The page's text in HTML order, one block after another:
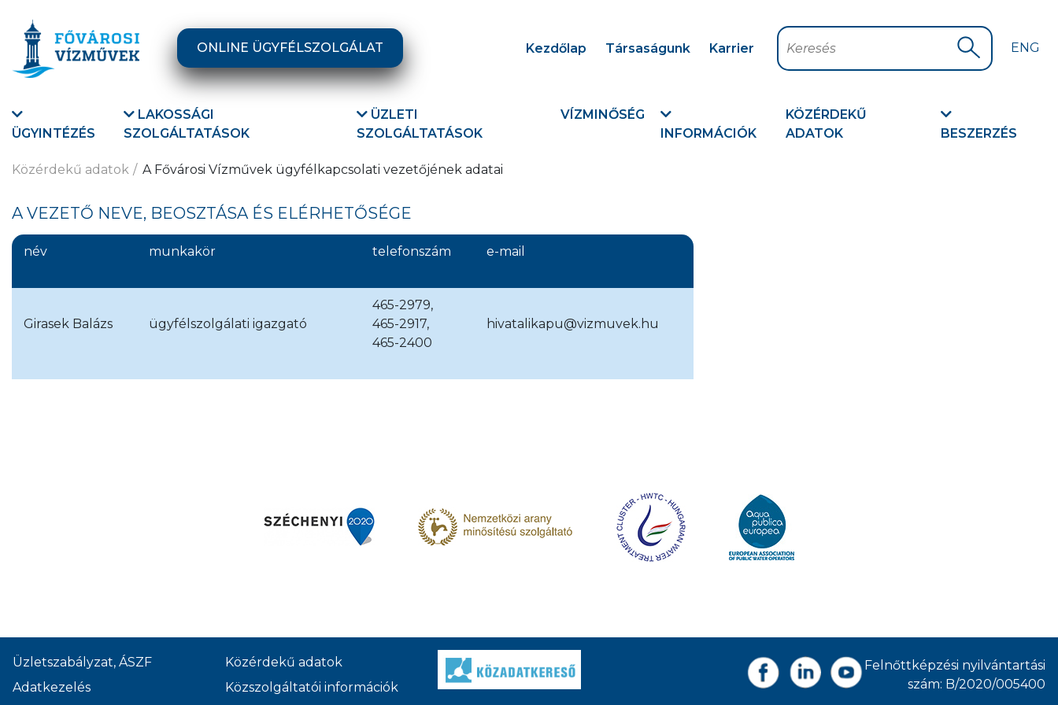
ONLINE ÜGYFÉLSZOLGÁLAT Kezdőlap Társaságunk Karrier Keresés Keresés
ENG
ÜGYINTÉZÉS
LAKOSSÁGI
SZOLGÁLTATÁSOK
ÜZLETI
SZOLGÁLTATÁSOK
VÍZMINŐSÉG
INFORMÁCIÓK
KÖZÉRDEKŰ
ADATOK
BESZERZÉS
Közérdekű adatok A Fővárosi Vízművek ügyfélkapcsolati vezetőjének adatai
A VEZETŐ NEVE, BEOSZTÁSA ÉS ELÉRHETŐSÉGE
név munkakör telefonszám e-mail
Girasek Balázs ügyfélszolgálati igazgató
465-2979,
465-2917,
465-2400
hivatalikapu@vizmuvek.hu
Üzletszabályzat, ÁSZF
Adatkezelés
Közérdekű adatok
Közszolgáltatói információk
Felnőttképzési nyilvántartási
szám: B/2020/005400